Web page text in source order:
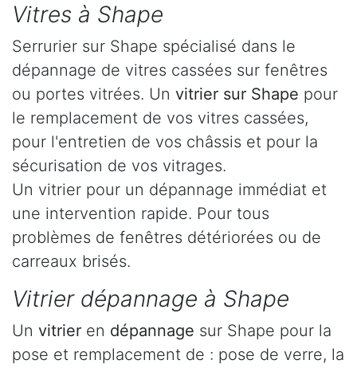
Vitres à Shape
Serrurier sur Shape spécialisé dans le
dépannage de vitres cassées sur fenêtres
ou portes vitrées. Un vitrier sur Shape pour
le remplacement de vos vitres cassées,
pour l'entretien de vos châssis et pour la
sécurisation de vos vitrages.
Un vitrier pour un dépannage immédiat et
une intervention rapide. Pour tous
problèmes de fenêtres détériorées ou de
carreaux brisés.
Vitrier dépannage à Shape
Un vitrier en dépannage sur Shape pour la
pose et remplacement de : pose de verre, la